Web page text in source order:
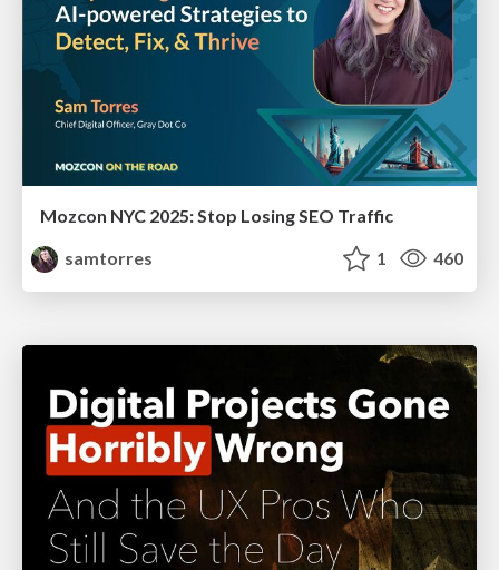
Mozcon NYC 2025: Stop Losing SEO Traffic
samtorres
1 460